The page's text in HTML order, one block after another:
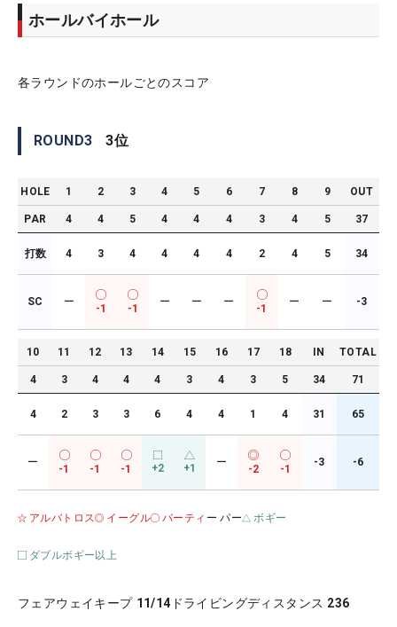
ホールバイホール
各ラウンドのホールごとのスコア
ROUND3 3位
HOLE 1 2 3 4 5 6 7 8 9 OUT
PAR 4 4 5 4 4 4 3 4 5 37
打数 4 3 4 4 4 4 2 4 5 34
SC ー
-1 -1
ー ー ー
-1
ー ー -3
10 11 12 13 14 15 16 17 18 IN TOTAL
4 3 4 4 4 3 4 3 5 34 71
4 2 3 3 6 4 4 1 4 31 65
ー
-1 -1 -1 +2 +1 ー
-2 -1
-3 -6
アルバトロス イーグル バーティ ー パー ボギー
ダブルボギー以上
フェアウェイキープ 11/14 ドライビングディスタンス 236